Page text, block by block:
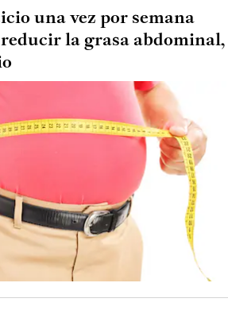
una vez por semana
la grasa abdominal,